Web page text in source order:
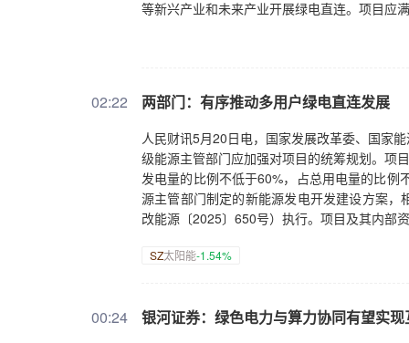
等新兴产业和未来产业开展绿电直连。项目应
02:22 两部门：有序推动多用户绿电直连发展
人民财讯5月20日电，国家发展改革委、国家
级能源主管部门应加强对项目的统筹规划。项
发电量的比例不低于60%，占总用电量的比
源主管部门制定的新能源发电开发建设方案
改能源〔2025〕650号）执行。项目及其内部
SZ太阳能-1.54%
00:24 银河证券：绿色电力与算力协同有望实